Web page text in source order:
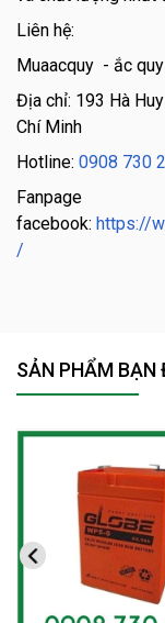
Liên hệ:
Muaacquy - ắc
Địa chỉ: 193 Hà
Chí Minh
Hotline: 0908 730
Fanpage
facebook: https://
/
SẢN PHẨM BẠN